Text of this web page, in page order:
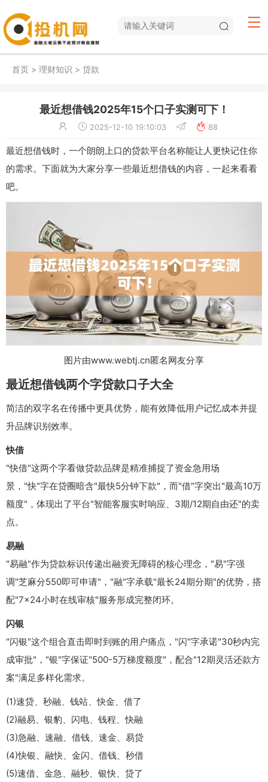
首页 > 理财知识 > 贷款
最近想借钱2025年15个口子实测可下！
2025-12-10 19:10:03 88
最近想借钱时，一个朗朗上口的贷款平台名称能让人更快记住你
的需求。下面就为大家分享一些最近想借钱的内容，一起来看看
吧。
图片由www.webtj.cn匿名网友分享
最近想借钱两个字贷款口子大全
简洁的双字名在传播中更具优势，能有效降低用户记忆成本并提
升品牌识别效率。
快借
"快借"这两个字看做贷款品牌是精准捕捉了资金急用场
景，"快"字在贷圈暗含"最快5分钟下款"，而"借"字突出"最高10万
额度"，体现出了平台"智能客服实时响应、3期/12期自由还"的卖
点。
易融
"易融"作为贷款标识传递出融资无障碍的核心理念，"易"字强
调"芝麻分550即可申请"，"融"字承载"最长24期分期"的优势，搭
配"7×24小时在线审核"服务形成完整闭环。
闪银
"闪银"这个组合直击即时到账的用户痛点，"闪"字承诺"30秒内完
成审批"，"银"字保证"500-5万梯度额度"，配合"12期灵活还款方
案"满足多样化需求。
(1)速贷、秒融、钱站、快金、借了
(2)融易、银豹、闪电、钱程、快融
(3)急融、速融、借钱、速金、易贷
(4)快银、融快、金闪、借钱、秒借
(5)速借、金急、融秒、银快、贷了